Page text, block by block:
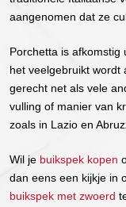
aangenomen dat ze
Porchetta is afkomstig
het veelgebruikt wordt
gerecht net als vele
vulling of manier van
zoals in Lazio en
Wil je buikspek kopen
dan eens een kijkje in
buikspek met zwoerd